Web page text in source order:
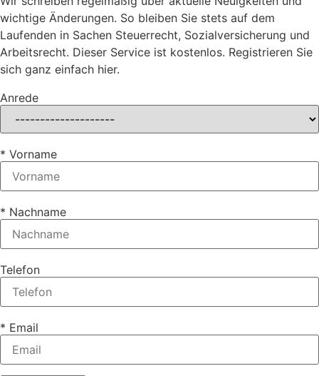
wichtige Änderungen. So bleiben Sie stets auf dem
Laufenden in Sachen Steuerrecht, Sozialversicherung und
Arbeitsrecht. Dieser Service ist kostenlos. Registrieren Sie
sich ganz einfach hier.
Anrede
* Vorname
* Nachname
Telefon
* Email